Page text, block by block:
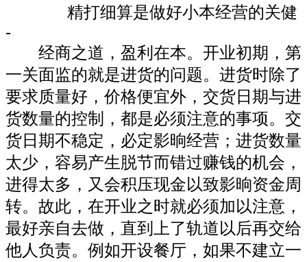
精打细算是做好小本经营的关健
-
经商之道，盈利在本。开业初期，第
一关面监的就是进货的问题。进货时除了
要求质量好，价格便宜外，交货日期与进
货数量的控制，都是必须注意的事项。交
货日期不稳定，必定影晌经营；进货数量
太少，容易产生脱节而错过赚钱的机会，
进得太多，又会积压现金以致影晌资金周
转。故此，在开业之时就必须加以注意，
最好亲自去做，直到上了轨道以后再交给
他人负责。例如开设餐厅，如果不建立一